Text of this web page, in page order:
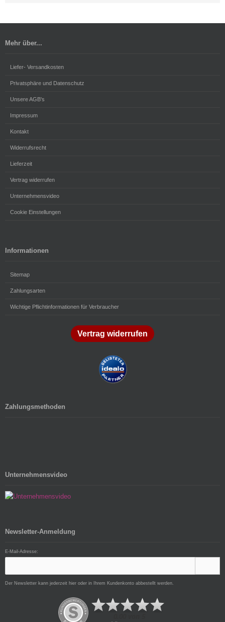
Mehr über...
Liefer- Versandkosten
Privatsphäre und Datenschutz
Unsere AGB's
Impressum
Kontakt
Widerrufsrecht
Lieferzeit
Vertrag widerrufen
Unternehmensvideo
Cookie Einstellungen
Informationen
Sitemap
Zahlungsarten
Wichtige Pflichtinformationen für Verbraucher
Vertrag widerrufen
Zahlungsmethoden
Unternehmensvideo
Newsletter-Anmeldung
E-Mail-Adresse:
Der Newsletter kann jederzeit hier oder in Ihrem Kundenkonto abbestellt werden.